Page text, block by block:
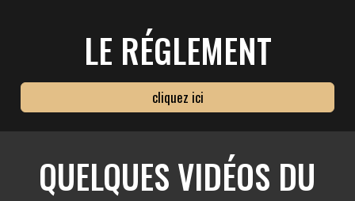
LE RÉGLEMENT
cliquez ici
QUELQUES VIDÉOS DU